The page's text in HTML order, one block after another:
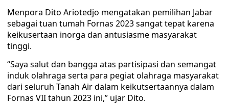
Menpora Dito Ariotedjo mengatakan pemilihan Jabar
sebagai tuan tumah Fornas 2023 sangat tepat karena
keikusertaan inorga dan antusiasme masyarakat
tinggi.
“Saya salut dan bangga atas partisipasi dan semangat
induk olahraga serta para pegiat olahraga masyarakat
dari seluruh Tanah Air dalam keikutsertaannya dalam
Fornas VII tahun 2023 ini,” ujar Dito.